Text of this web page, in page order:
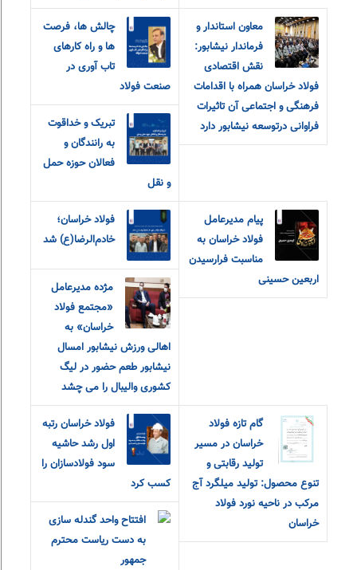
معاون استاندار و
فرماندار نیشابور:
نقش اقتصادی
فولاد خراسان همراه با اقدامات
فرهنگی و اجتماعی آن تاثیرات
فراوانی درتوسعه نیشابور دارد
چالش ها، فرصت
ها و راه کارهای
تاب آوری در
صنعت فولاد
تبریک و خداقوت
به رانندگان و
فعالان حوزه حمل
و نقل
پیام مدیرعامل
فولاد خراسان به
مناسبت فرارسیدن
اربعین حسینی
فولاد خراسان؛
خادم‌الرضا(ع) شد
مژده مدیرعامل
«مجتمع فولاد
خراسان» به
اهالی ورزش نیشابور امسال
نیشابور طعم حضور در لیگ
کشوری والیبال را می چشد
گام تازه فولاد
خراسان در مسیر
تولید رقابتی و
تنوع محصول: تولید میلگرد آج
مرکب در ناحیه نورد فولاد
خراسان
فولاد خراسان رتبه
اول رشد حاشیه
سود فولادسازان را
کسب کرد
افتتاح واحد گندله سازی
به دست ریاست محترم
جمهور